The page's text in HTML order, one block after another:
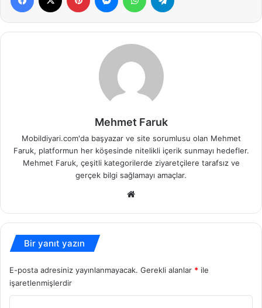
Mehmet Faruk
Mobildiyari.com'da başyazar ve site sorumlusu olan Mehmet
Faruk, platformun her köşesinde nitelikli içerik sunmayı hedefler.
Mehmet Faruk, çeşitli kategorilerde ziyaretçilere tarafsız ve
gerçek bilgi sağlamayı amaçlar.
Bir yanıt yazın
E-posta adresiniz yayınlanmayacak. Gerekli alanlar * ile
işaretlenmişlerdir